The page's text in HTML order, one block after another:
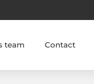
team Contact